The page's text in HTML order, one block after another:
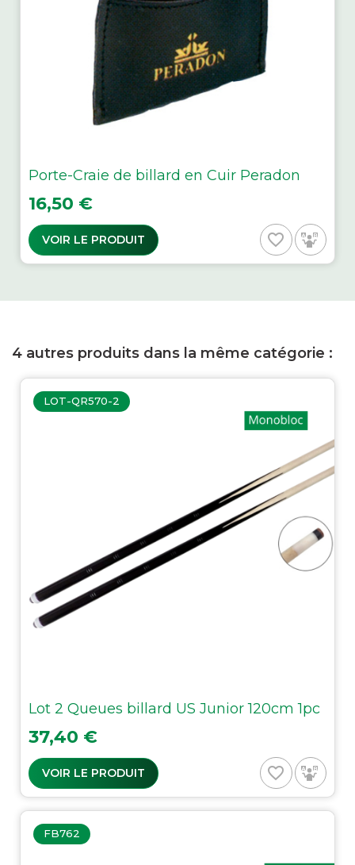
Porte-Craie de billard en Cuir Peradon
Prix
16,50 €
VOIR LE PRODUIT favorite_border
4 autres produits dans la même catégorie :
LOT-QR570-2
Lot 2 Queues billard US Junior 120cm 1pc
Prix
37,40 €
VOIR LE PRODUIT favorite_border
FB762